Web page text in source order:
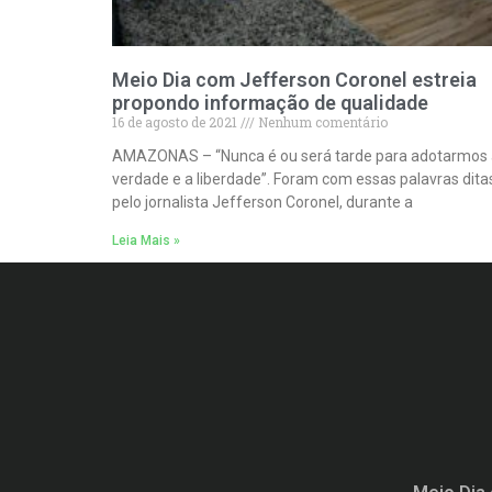
Meio Dia com Jefferson Coronel estreia
propondo informação de qualidade
16 de agosto de 2021
Nenhum comentário
AMAZONAS – “Nunca é ou será tarde para adotarmos
verdade e a liberdade”. Foram com essas palavras
pelo jornalista Jefferson Coronel, durante a
Leia Mais »